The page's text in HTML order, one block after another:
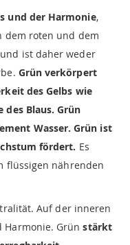
und der Harmonie,
dem roten und dem
ist daher weder
Grün verkörpert
des Gelbs wie
des Blaus. Grün
Wasser. Grün ist
fördert. Es
flüssigen nährenden
Auf der inneren
Harmonie. Grünstärkt